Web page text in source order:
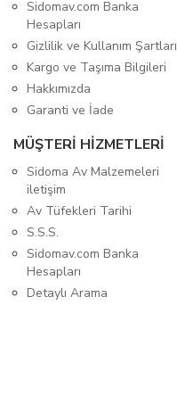
Sidomav.com Banka
Hesapları
Gizlilik ve Kullanım Şartları
Kargo ve Taşıma Bilgileri
Hakkımızda
Garanti ve İade
MÜŞTERİ HİZMETLERİ
Sidoma Av Malzemeleri
iletişim
Av Tüfekleri Tarihi
S.S.S.
Sidomav.com Banka
Hesapları
Detaylı Arama